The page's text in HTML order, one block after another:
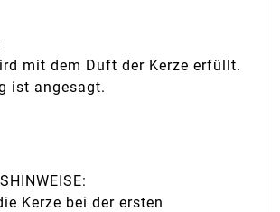
mit dem Duft der Kerze erfüllt.
ist angesagt.
Kerze bei der ersten